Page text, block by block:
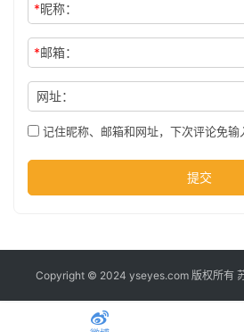
科
*昵称：
*邮箱：
网址：
记住昵称、邮箱和网址，下次评论免输
提交
Copyright © 2024 yseyes.com 版权所有